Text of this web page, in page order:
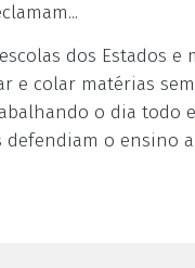
dos Estados
e colar matérias
o dia todo
o ensino